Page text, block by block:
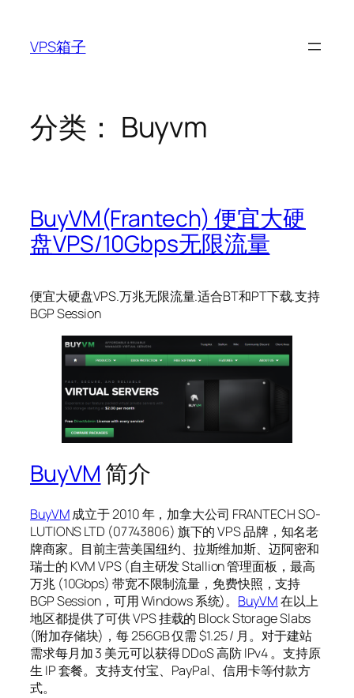
VPS箱子
分类： Buyvm
BuyVM(Frantech) 便宜大硬
盘VPS/10Gbps无限流量
便宜大硬盘VPS.万兆无限流量.适合BT和PT下载.支持
BGP Session
BuyVM 简介
BuyVM成立于 2010 年，加拿大公司 FRAN­TECH SO­
LU­TIONS LTD (07743806) 旗下的 VPS 品牌，知名老
牌商家。目前主营美国纽约、拉斯维加斯、迈阿密和
瑞士的 KVM VPS (自主研发 Stal­lion 管理面板，最高
万兆 (10Gbps) 带宽不限制流量，免费快照，支持
BGP Ses­sion，可用 Win­dows 系统)。 BuyVM在以上
地区都提供了可供 VPS 挂载的 Block Stor­age Slabs
(附加存储块)，每 256GB 仅需 $1.25 / 月。对于建站
需求每月加 3 美元可以获得 DDoS 高防 IPv4 。支持原
生 IP 套餐。支持支付宝、Pay­Pal、信用卡等付款方
式。